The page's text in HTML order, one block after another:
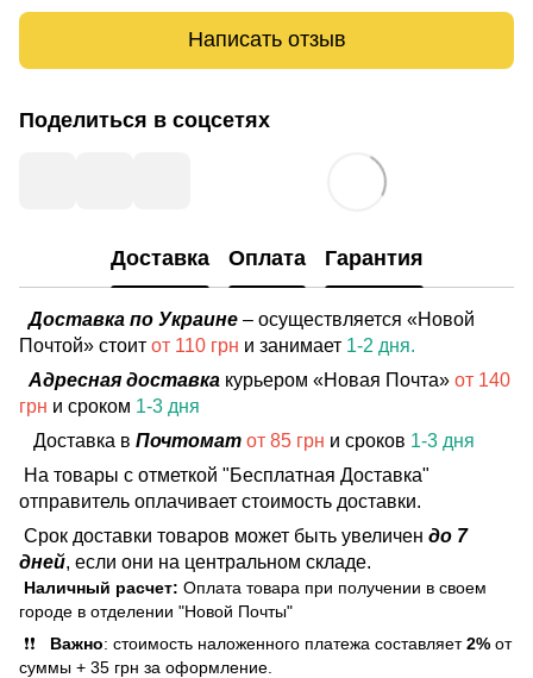
Написать отзыв
Поделиться в соцсетях
Доставка Оплата Гарантия
Доставка по Украине – осуществляется «Новой
Почтой» стоит от 110 грн и занимает 1-2 дня.
Адресная доставка курьером «Новая Почта» от 140
грн и сроком 1-3 дня
Доставка в Почтомат от 85 грн и сроков 1-3 дня
На товары с отметкой "Бесплатная Доставка"
отправитель оплачивает стоимость доставки.
Срок доставки товаров может быть увеличен до 7
дней, если они на центральном складе.
Наличный расчет: Оплата товара при получении в своем
городе в отделении "Новой Почты"
❗❗ Важно: стоимость наложенного платежа составляет2% от
суммы + 35 грн за оформление.